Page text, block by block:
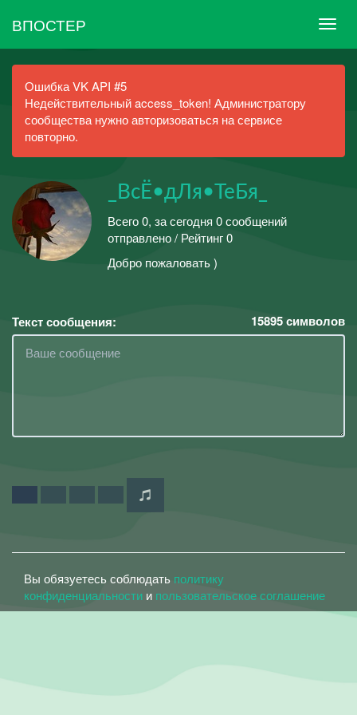
ВПОСТЕР
Ошибка VK API #5
Недействительный access_token! Администратору
сообщества нужно авторизоваться на сервисе
повторно.
_ВсЁ•дЛя•ТеБя_
Всего 0, за сегодня 0 сообщений
отправлено / Рейтинг 0
Добро пожаловать )
Текст сообщения: 15895символов
Вы обязуетесь соблюдать политику
конфиденциальности и пользовательское соглашение